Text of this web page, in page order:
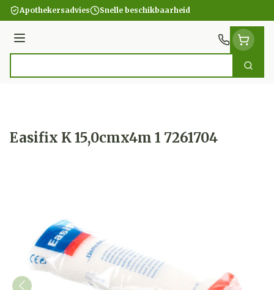
Ga naar de inhoud
Apothekersadvies Snelle beschikbaarheid
Menu
Zoek
Easifix K 15,0cmx4m 1 7261704